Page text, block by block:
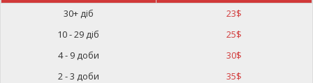
30+ діб
23$
10 - 29 діб
25$
4 - 9 доби
30$
2 - 3 доби
35$